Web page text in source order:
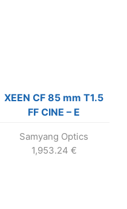
XEEN CF 85 mm T1.5
FF CINE – E
Samyang Optics
1,953.24 €